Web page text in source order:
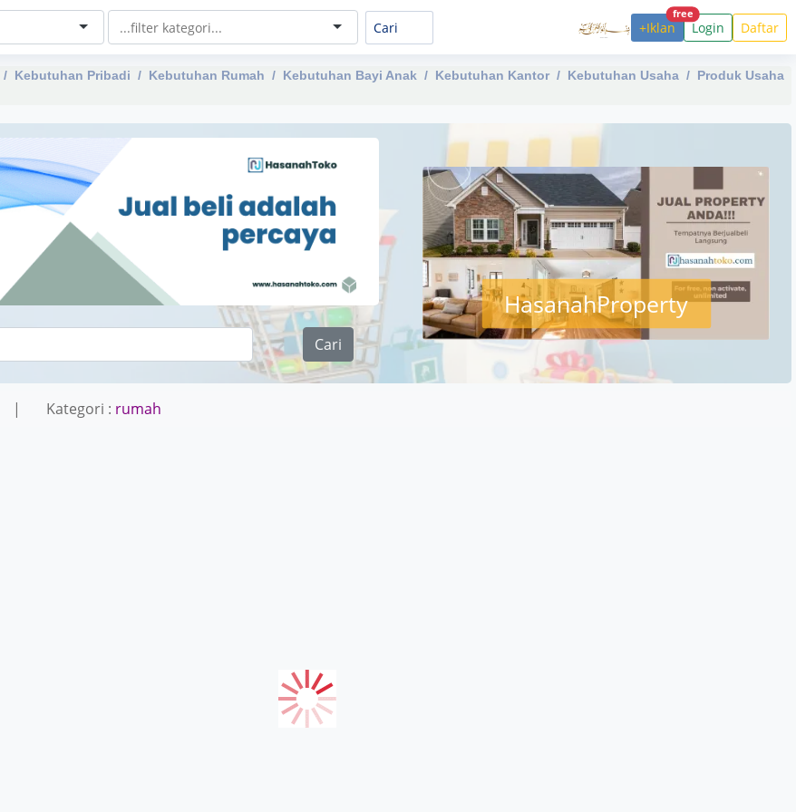
+Iklan
free
Login Daftar
Kebutuhan Pribadi Kebutuhan Rumah Kebutuhan Bayi Anak Kebutuhan Kantor Kebutuhan Usaha
Produk Usaha
Cari
HasanahProperty
| Kategori : rumah